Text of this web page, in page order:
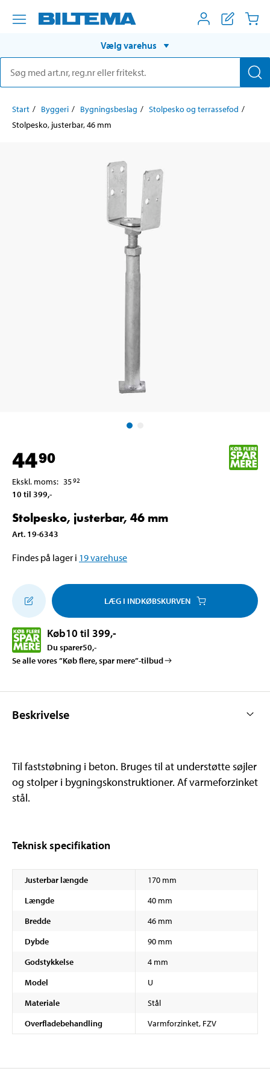
Vælg varehus
Start Byggeri Bygningsbeslag
Stolpesko og terrassefod
Stolpesko, justerbar, 46 mm
4490
Ekskl. moms: 3592
10 til 399,-
Stolpesko, justerbar, 46 mm
Art. 19-6343
Findes på lager i 19varehuse
LÆG I INDKØBSKURVEN
Køb10 til 399,-
Du sparer50,-
Se alle vores ”Køb flere, spar mere”-tilbud
Beskrivelse
Til faststøbning i beton. Bruges til at understøtte søjler
og stolper i bygningskonstruktioner. Af varmeforzinket
stål.
Teknisk specifikation
Justerbar længde
170 mm
Længde
40 mm
Bredde
46 mm
Dybde
90 mm
Godstykkelse
4 mm
Model
U
Materiale
Stål
Overfladebehandling
Varmforzinket, FZV